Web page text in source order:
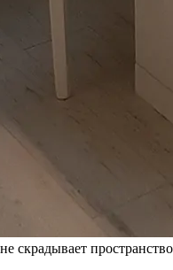
скрадывает